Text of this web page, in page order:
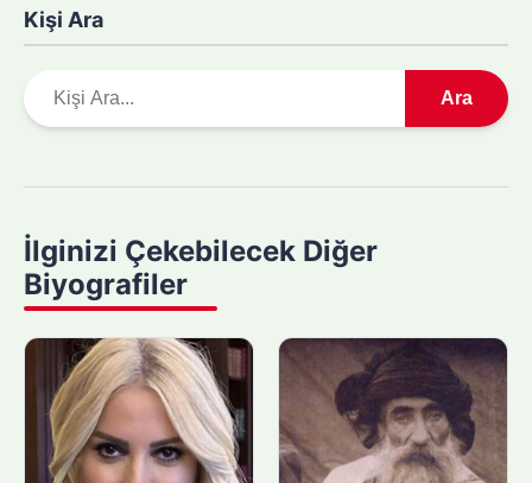
Kişi Ara
r
y
a
p
n
Ara
İlginizi Çekebilecek Diğer
Biyografiler